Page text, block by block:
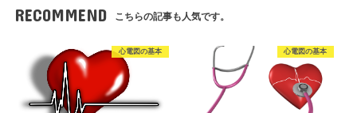
RECOMMEND こちらの記事も人気です。
心電図の基本 心電図の基本